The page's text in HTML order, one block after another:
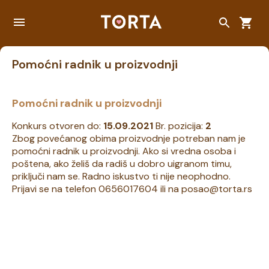
Pomoćni radnik u proizvodnji
Pomoćni radnik u proizvodnji
Konkurs otvoren do: 15.09.2021Br. pozicija: 2
Zbog povećanog obima proizvodnje potreban nam je
pomoćni radnik u proizvodnji. Ako si vredna osoba i
poštena, ako želiš da radiš u dobro uigranom timu,
priključi nam se. Radno iskustvo ti nije neophodno.
Prijavi se na telefon 0656017604 ili na posao@torta.rs